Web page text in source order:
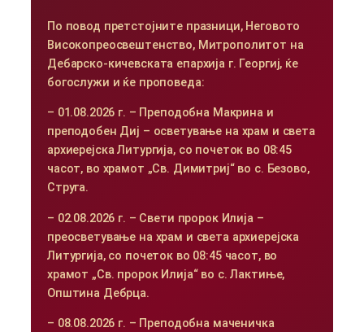
По повод претстојните празници, Неговото
Високопреосвештенство, Митрополитот на
Дебарско-кичевската епархија г. Георгиј, ќе
богослужи и ќе проповеда:
– 01.08.2026 г. – Преподобна Макрина и
преподобен Диј – осветување на храм и света
архиерејска Литургија, со почеток во 08:45
часот, во храмот „Св. Димитриј“ во с. Безово,
Струга.
– 02.08.2026 г. – Свети пророк Илија –
преосветување на храм и света архиерејска
Литургија, со почеток во 08:45 часот, во
храмот „Св. пророк Илија“ во с. Лактиње,
Општина Дебрца.
– 08.08.2026 г. – Преподобна маченичка